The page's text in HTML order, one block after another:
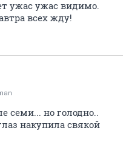
ужас ужас видимо.
всех жду!
семи... но голодно..
накупила свякой